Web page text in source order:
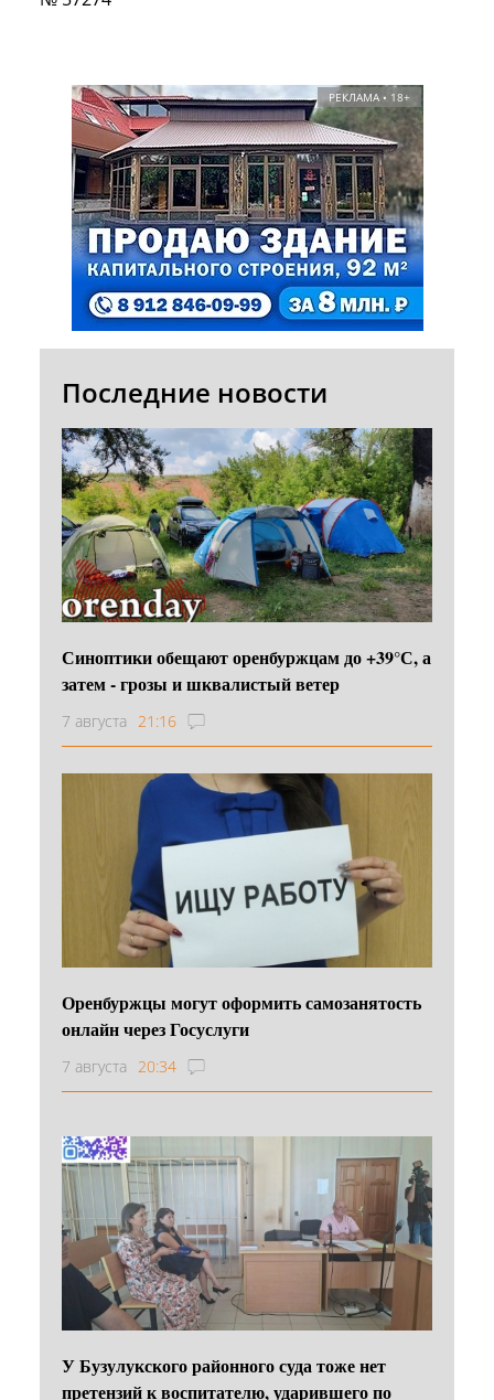
РЕКЛАМА • 18+
Последние новости
Синоптики обещают оренбуржцам до +39°С, а
затем - грозы и шквалистый ветер
7 августа 21:16
Оренбуржцы могут оформить самозанятость
онлайн через Госуслуги
7 августа 20:34
У Бузулукского районного суда тоже нет
претензий к воспитателю, ударившего по